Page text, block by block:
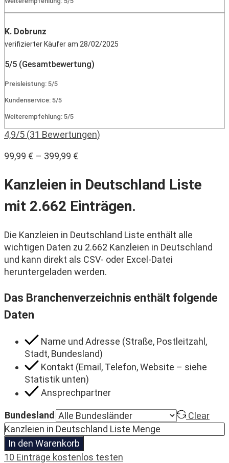
K. Dobrunz
verifizierter Käufer am 28/02/2025
5/5 (Gesamtbewertung)
Preisleistung: 5/5
Kundenservice: 5/5
Weiterempfehlung: 5/5
4,9/5 (31 Bewertungen)
99,99 € – 399,99 €
Kanzleien in Deutschland Liste
mit 2.662 Einträgen.
Die Kanzleien in Deutschland Liste enthält alle
wichtigen Daten zu 2.662 Kanzleien in Deutschland
und kann direkt als CSV- oder Excel-Datei
heruntergeladen werden.
Das Branchenverzeichnis enthält folgende
Daten
Name und Adresse (Straße, Postleitzahl,
Stadt, Bundesland)
Kontakt (Email, Telefon, Website – siehe
Statistik unten)
Ansprechpartner
Bundesland
Clear
Kanzleien in Deutschland Liste Menge
In den Warenkorb
10 Einträge kostenlos testen